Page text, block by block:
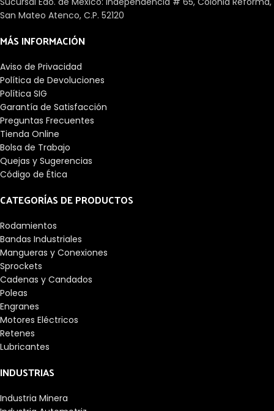
rodantes o la velocidad.
San Mateo Atenco, C.P. 52120
MÁS INFORMACIÓN
Aviso de Privacidad
Política de Devoluciones
Política SIG
Garantía de Satisfacción
Preguntas Frecuentes
Tienda Online
Bolsa de Trabajo
Quejas y Sugerencias
Código de Ética
CATEGORÍAS DE PRODUCTOS
Rodamientos
Bandas Industriales
Mangueras y Conexiones
Sprockets
Cadenas y Candados
Poleas
Engranes
Motores Eléctricos
Retenes
Lubricantes
INDUSTRIAS
Industria Minera